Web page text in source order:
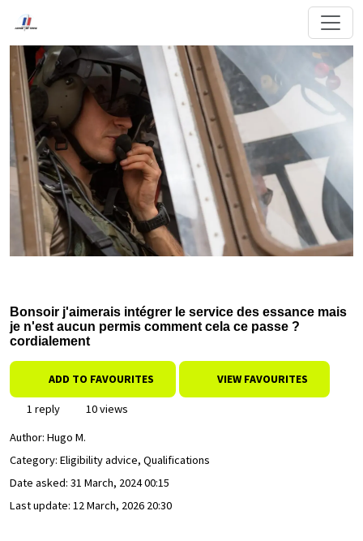
Bonsoir j'aimerais intégrer le service des essance mais
je n'est aucun permis comment cela ce passe ?
cordialement
ADD TO FAVOURITES VIEW FAVOURITES
1 reply
10 views
Author: Hugo M.
Category: Eligibility advice, Qualifications
Date asked: 31 March, 2024 00:15
Last update: 12 March, 2026 20:30